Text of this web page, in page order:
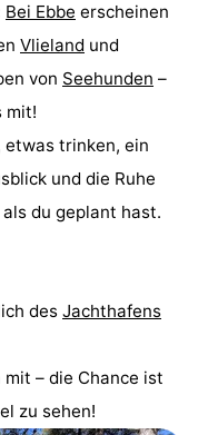
Bei Ebbe erscheinen
Vlieland und
von Seehunden –
mit!
etwas trinken, ein
und die Ruhe
du geplant hast.
des Jachthafens
mit – die Chance ist
zu sehen!